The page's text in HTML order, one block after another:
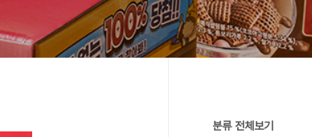
분류 전체보기